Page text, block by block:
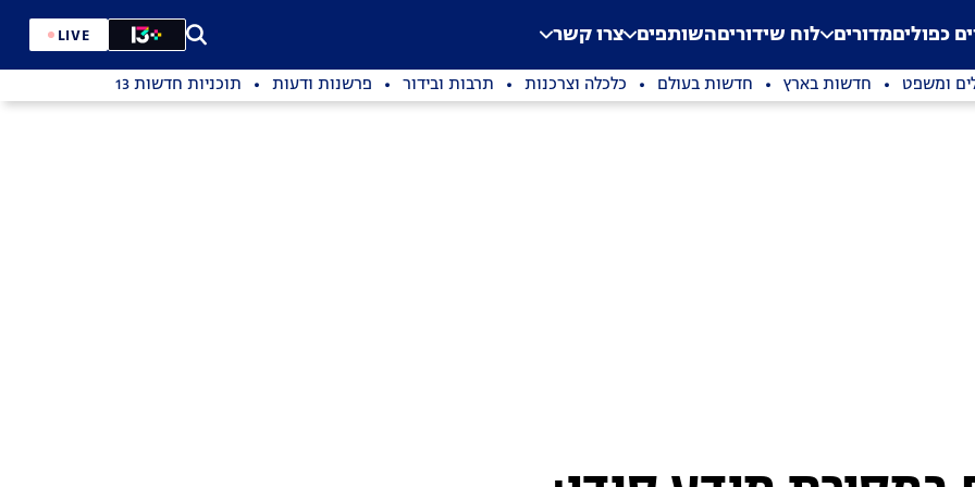
Application error: a
. כפוליםמדורים לוח שידוריםהשותפים צרו קשר LIVE
ומשפט חדשות בארץ חדשות בעולם כלכלה וצרכנות תרבות ובידור פרשנות ודעות תוכניות חדשות 13